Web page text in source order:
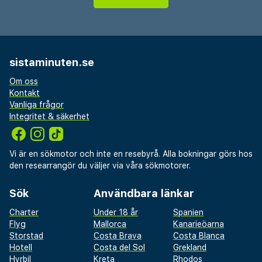
på plats. Njut av utsikten från deras terrassen och
hungern gör sig påmind kan du äta något på hotellets
Frukostbuffé serveras dagligen mot en avgift från
07.30 till 10.30. Detta boende har fått sin officiella
stjärngradering från Frankrikes Turistutvecklingsbyrå,
ATOUT France.
Du kommer att ombes att betala följande avgifter
på boendet – avgifterna kan inkludera tillämpliga
skatter:
gäller inte barn under 18 år.
Vi har listat alla tilläggsavgifter som boendet har
upplyst oss om.
Avgift för frukostbuffé: EUR 17 för vuxna och EUR 8
sistaminuten.se
Om oss
Kontakt
Vanliga frågor
Integritet & säkerhet
Vi är en sökmotor och inte en resebyrå. Alla bokningar görs hos
den researrangör du väljer via våra sökmotorer.
Sök
Charter
Flyg
Storstad
Hotell
Hyrbil
Användbara länkar
Under 18 år
Spanien
Mallorca
Kanarieöarna
Costa Brava
Costa Blanca
Costa del Sol
Grekland
Kreta
Rhodos